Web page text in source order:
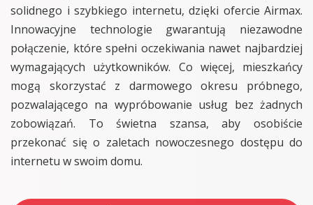
solidnego i szybkiego internetu, dzięki ofercie Airmax.
Innowacyjne technologie gwarantują niezawodne
połączenie, które spełni oczekiwania nawet najbardziej
wymagających użytkowników. Co więcej, mieszkańcy
mogą skorzystać z darmowego okresu próbnego,
pozwalającego na wypróbowanie usług bez żadnych
zobowiązań. To świetna szansa, aby osobiście
przekonać się o zaletach nowoczesnego dostępu do
internetu w swoim domu.